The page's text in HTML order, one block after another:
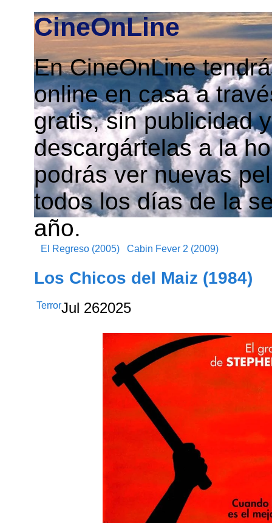
CineOnLine
En CineOnLine
online en casa a
gratis, sin publicidad
descargártelas a la
podrás ver nuevas
todos los días de la
año.
El Regreso (2005) Cabin Fever 2 (2009)
Los Chicos del Maiz (1984)
TerrorJul 262025